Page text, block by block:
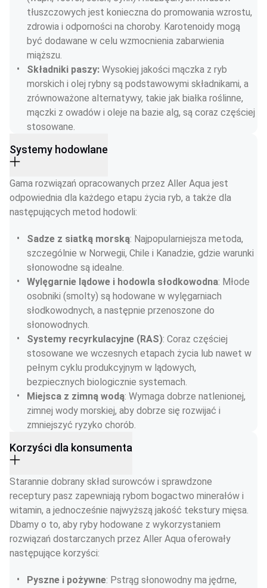
tłuszczowych jest konieczna do promowania wzrostu,
zdrowia i odporności na choroby. Karotenoidy mogą
być dodawane w celu wzmocnienia zabarwienia
miąższu.
Składniki paszy: Wysokiej jakości mączka z ryb
morskich i olej rybny są podstawowymi składnikami, a
zrównoważone alternatywy, takie jak białka roślinne,
mączki z owadów i oleje na bazie alg, są coraz częściej
stosowane.
Systemy hodowlane
Gama rozwiązań opracowanych przez Aller Aqua jest
odpowiednia dla każdego etapu życia ryb, a także dla
następujących metod hodowli:
Sadze z siatką morską: Najpopularniejsza metoda,
szczególnie w Norwegii, Chile i Kanadzie, gdzie warunki
słonowodne są idealne.
Wylęgarnie lądowe i hodowla słodkowodna: Młode
osobniki (smolty) są hodowane w wylęgarniach
słodkowodnych, a następnie przenoszone do
słonowodnych.
Systemy recyrkulacyjne (RAS): Coraz częściej
stosowane we wczesnych etapach życia lub nawet w
pełnym cyklu produkcyjnym w lądowych,
bezpiecznych biologicznie systemach.
Miejsca z zimną wodą: Wymaga dobrze natlenionej,
zimnej wody morskiej, aby dobrze się rozwijać i
zmniejszyć ryzyko chorób.
Korzyści dla konsumenta
Starannie dobrany skład surowców i sprawdzone
receptury pasz zapewniają rybom bogactwo minerałów i
witamin, a jednocześnie najwyższą jakość tekstury mięsa.
Dbamy o to, aby ryby hodowane z wykorzystaniem
rozwiązań dostarczanych przez Aller Aqua oferowały
następujące korzyści:
Pyszne i pożywne: Pstrąg słonowodny ma jędrne,